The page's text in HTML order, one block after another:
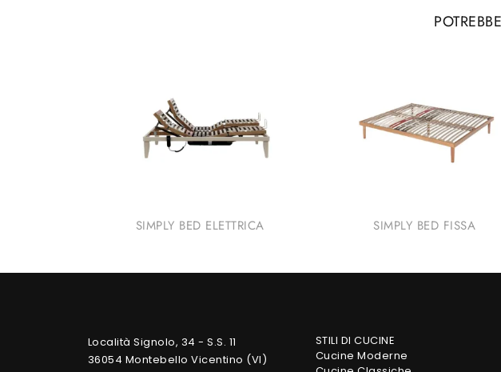
SIMPLY BED ELETTRICA SIMPLY BED FISSA
Località Signolo, 34 - S.S. 11
36054 Montebello Vicentino (VI)
STILI DI CUCINE
Cucine Moderne